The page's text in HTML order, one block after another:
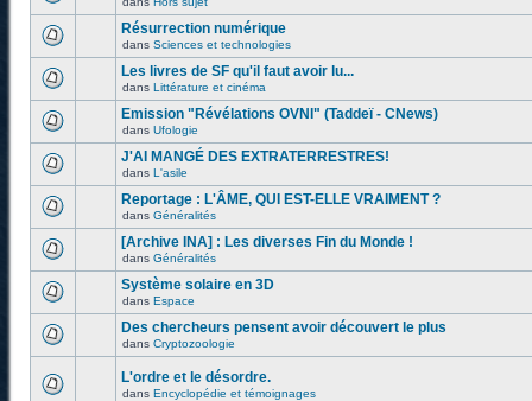
Résurrection numérique
dans Sciences et technologies
Les livres de SF qu'il faut avoir lu...
dans Littérature et cinéma
Emission "Révélations OVNI" (Taddeï - CNews)
dans Ufologie
J'AI MANGÉ DES EXTRATERRESTRES!
dans L'asile
Reportage : L'ÂME, QUI EST-ELLE VRAIMENT ?
dans Généralités
[Archive INA] : Les diverses Fin du Monde !
dans Généralités
Système solaire en 3D
dans Espace
Des chercheurs pensent avoir découvert le plus
dans Cryptozoologie
L'ordre et le désordre.
dans Encyclopédie et témoignages